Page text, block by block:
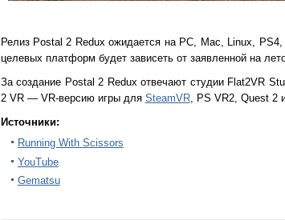
Релиз Postal 2 Redux ожидается на PC, Mac, Linux,
целевых платформ будет зависеть от заявленной на
За создание Postal 2 Redux отвечают студии Flat2VR
2 VR — VR-версию игры для SteamVR, PS VR2, Quest 2
Источники:
Running With Scissors
YouTube
Gematsu